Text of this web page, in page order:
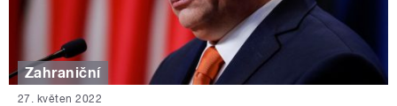
Zahraniční
27. květen 2022